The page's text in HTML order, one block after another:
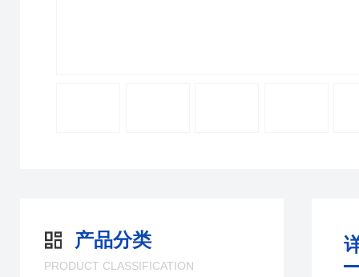
产品分类
PRODUCT CLASSIFICATION